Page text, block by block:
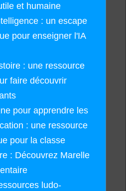
et humaine
: un escape
pour enseigner l'IA
: une ressource
faire découvrir
pour apprendre les
: une ressource
pour la classe
: Découvrez Marelle
ludo-